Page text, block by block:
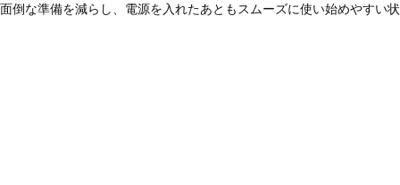
面倒な準備を減らし、電源を入れたあともスムーズに使い始めやすい